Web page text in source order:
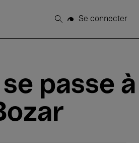
Rechercher
Se connecter
passe à